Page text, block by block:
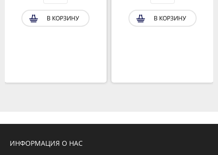
В КОРЗИНУ В КОРЗИНУ
ИНФОРМАЦИЯ О НАС